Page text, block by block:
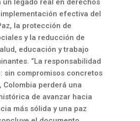
legado real en derechos
efectiva del
la protección de
y la reducción de
educación y trabajo
“La responsabilidad
sin compromisos concretos
Colombia perderá una
de avanzar hacia
más sólida y una paz